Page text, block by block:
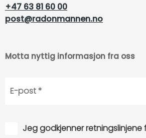
+47 63 81 60 00
post@radonmannen.no
Motta nyttig informasjon fra oss
Jeg godkjenner retningslinjene